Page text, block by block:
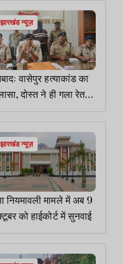
जब्त
झारखंड न्यूज़
वासेपुर हत्याकांड का
दोस्त ने ही गला रेत
सोनू की हत्या, गिरफ्तार
झारखंड न्यूज़
नियमावली मामले में अब 9
को हाईकोर्ट में सुनवाई